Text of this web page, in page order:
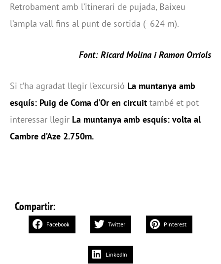
Retrobament amb l’itinerari de pujada, Baixeu
l’ampla vall fins al punt de sortida (- 624 m).
Font: Ricard Molina i Ramon Orriols
Si t’ha agradat llegir l’excursió La muntanya amb
esquís: Puig de Coma d’Or en circuit també et pot
interessar llegir La muntanya amb esquís: volta al
Cambre d’Aze 2.750m.
Compartir:
Facebook Twitter Pinterest
LinkedIn